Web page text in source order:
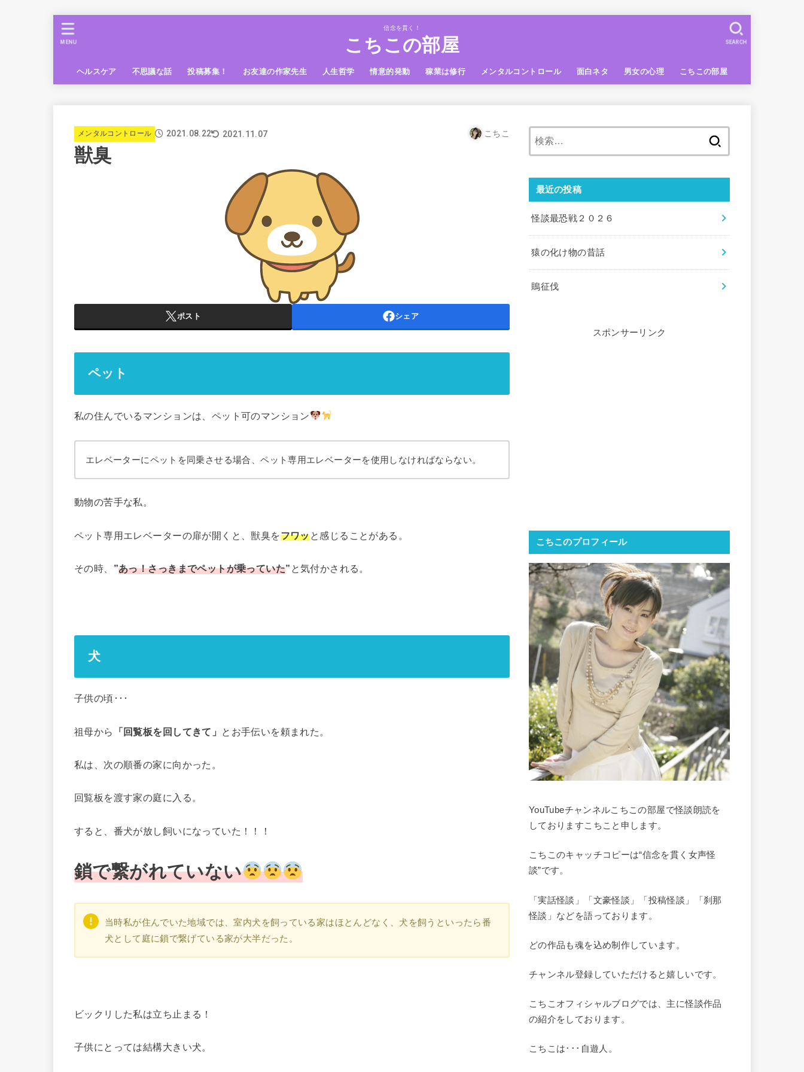
信念を貫く！
こちこの部屋
ヘルスケア 不思議な話 投稿募集！ お友達の作家先生 人生哲学 情意的発動 稼業は修行 メンタルコントロール 面白ネタ 男女の心理 こちこの部屋
SEARCH
MENU
メンタルコントロール 2021.08.22 2021.11.07 こちこ
獣臭
ポスト シェア
ペット
私の住んでいるマンションは、ペット可のマンション
エレベーターにペットを同乗させる場合、ペット専用エレベーターを使用しなければならない。
動物の苦手な私。
ペット専用エレベーターの扉が開くと、獣臭をフワッと感じることがある。
その時、 ”あっ！さっきまでペットが乗っていた” と気付かされる。
犬
子供の頃･･･
祖母から 「回覧板を回してきて」 とお手伝いを頼まれた。
私は、次の順番の家に向かった。
回覧板を渡す家の庭に入る。
すると、番犬が放し飼いになっていた！！！
鎖で繋がれていない
当時私が住んでいた地域では、室内犬を飼っている家はほとんどなく、犬を飼うといったら番
犬として庭に鎖で繋げている家が大半だった。
ビックリした私は立ち止まる！
子供にとっては結構大きい犬。
最近の投稿
怪談最恐戦２０２６
猿の化け物の昔話
鵙征伐
スポンサーリンク
こちこのプロフィール
YouTubeチャンネルこちこの部屋で怪談朗読を
しておりますこちこと申します。
こちこのキャッチコピーは“信念を貫く女声怪
談”です。
「実話怪談」「文豪怪談」「投稿怪談」「刹那
怪談」などを語っております。
どの作品も魂を込め制作しています。
チャンネル登録していただけると嬉しいです。
こちこオフィシャルブログでは、主に怪談作品
の紹介をしております。
こちこは･･･自遊人。